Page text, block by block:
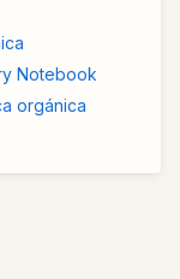
Notebook
orgánica